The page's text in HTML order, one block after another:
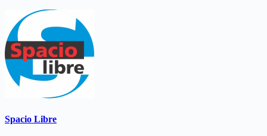
Spacio Libre